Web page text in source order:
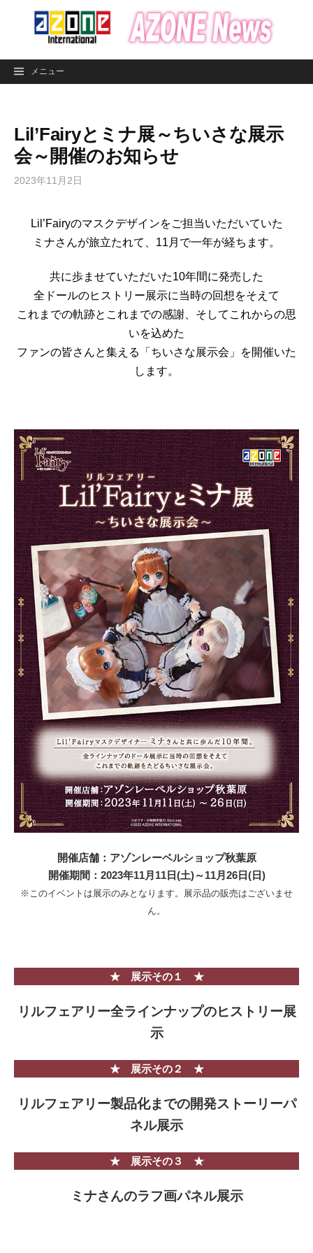
ン
メニュー
Lil’Fairyとミナ展～ちいさな展示
会～開催のお知らせ
2023年11月2日
Lil’Fairyのマスクデザインをご担当いただいていた
ミナさんが旅立たれて、11月で一年が経ちます。
共に歩ませていただいた10年間に発売した
全ドールのヒストリー展示に当時の回想をそえて
これまでの軌跡とこれまでの感謝、そしてこれからの思
いを込めた
ファンの皆さんと集える「ちいさな展示会」を開催いた
します。
開催店舗：アゾンレーベルショップ秋葉原
開催期間：2023年11月11日(土)～11月26日(日)
※このイベントは展示のみとなります。展示品の販売はございませ
ん。
★ 展示その１ ★
リルフェアリー全ラインナップのヒストリー展
示
★ 展示その２ ★
リルフェアリー製品化までの開発ストーリーパ
ネル展示
★ 展示その３ ★
ミナさんのラフ画パネル展示